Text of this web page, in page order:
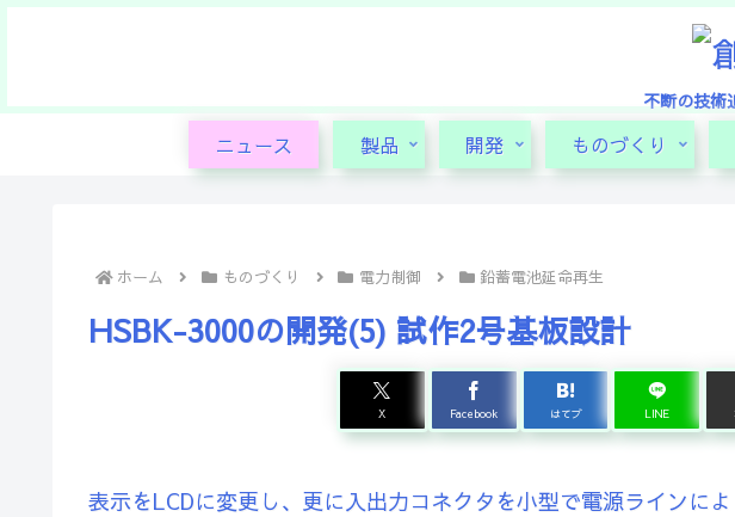
不断の技術
ニュース 製品 開発 ものづくり
ホーム ものづくり 電力制御 鉛蓄電池延命再生
HSBK-3000の開発(5) 試作2号基板設計
X Facebook はてブ LINE
表示をLCDに変更し、更に入出力コネクタを小型で電源ラインに